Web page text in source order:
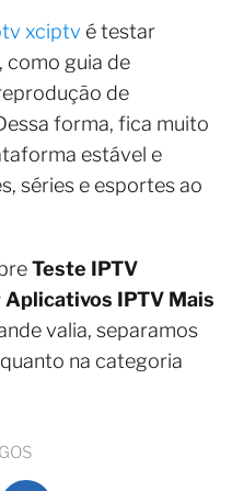
xciptv é testar
como guia de
de
forma, fica muito
estável e
séries e esportes ao
Teste IPTV
Aplicativos IPTV Mais
valia, separamos
na categoria